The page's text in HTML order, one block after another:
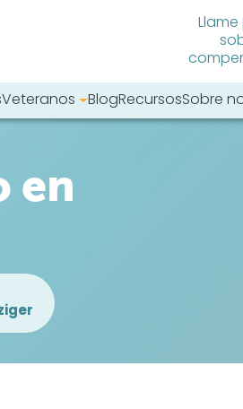
Veteranos BlogRecursosSobre
en